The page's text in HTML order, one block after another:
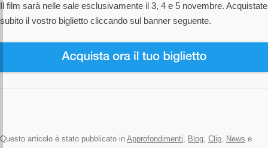
Il film sarà nelle sale esclusivamente il 3, 4 e 5 novembre. Acquistate
subito il vostro biglietto cliccando sul banner seguente.
Questo articolo è stato pubblicato in Approfondimenti, Blog, Clip, News e